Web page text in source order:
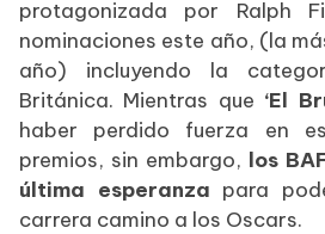
protagonizada por Ralph
nominaciones este año, (la
año) incluyendo la
Británica. Mientras que ‘El
haber perdido fuerza en
premios, sin embargo, los
última esperanza para
carrera camino a los Oscars.